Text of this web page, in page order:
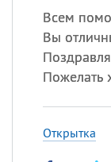
Всем
Вы
Пожелать
Открытка